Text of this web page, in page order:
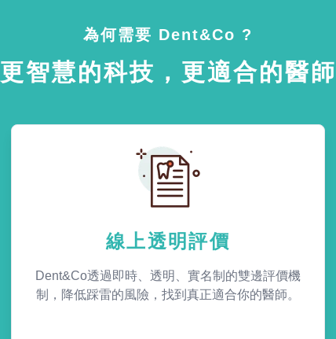
為何需要 Dent&Co ?
更智慧的科技，更適合的醫師
線上透明評價
Dent&Co透過即時、透明、實名制的雙邊評價機
制，降低踩雷的風險，找到真正適合你的醫師。